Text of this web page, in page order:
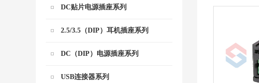
DC贴片电源插座系列
2.5/3.5（DIP）耳机插座系列
DC（DIP）电源插座系列
USB连接器系列